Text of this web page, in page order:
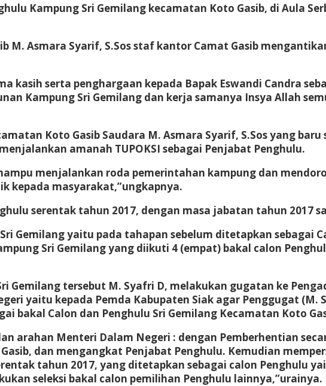
Kampung Sri Gemilang kecamatan Koto Gasib, di Aula
Asmara Syarif, S.Sos staf kantor Camat Gasib
kasih serta penghargaan kepada Bapak Eswandi Candra
Kampung Sri Gemilang dan kerja samanya Insya Allah
Koto Gasib Saudara M. Asmara Syarif, S.Sos yang
amanah TUPOKSI sebagai Penjabat Penghulu.
menjalankan roda pemerintahan kampung dan
kepada masyarakat,”ungkapnya.
serentak tahun 2017, dengan masa jabatan tahun 2017
Gemilang yaitu pada tahapan sebelum ditetapkan sebagai
Sri Gemilang yang diikuti 4 (empat) bakal calon
tersebut M. Syafri D, melakukan gugatan ke
yaitu kepada Pemda Kabupaten Siak agar Penggugat (M.
bakal Calon dan Penghulu Sri Gemilang Kecamatan Koto
arahan Menteri Dalam Negeri : dengan Pemberhentian
dan mengangkat Penjabat Penghulu. Kemudian
tahun 2017, yang ditetapkan sebagai calon Penghulu
seleksi bakal calon pemilihan Penghulu lainnya,”urainya.